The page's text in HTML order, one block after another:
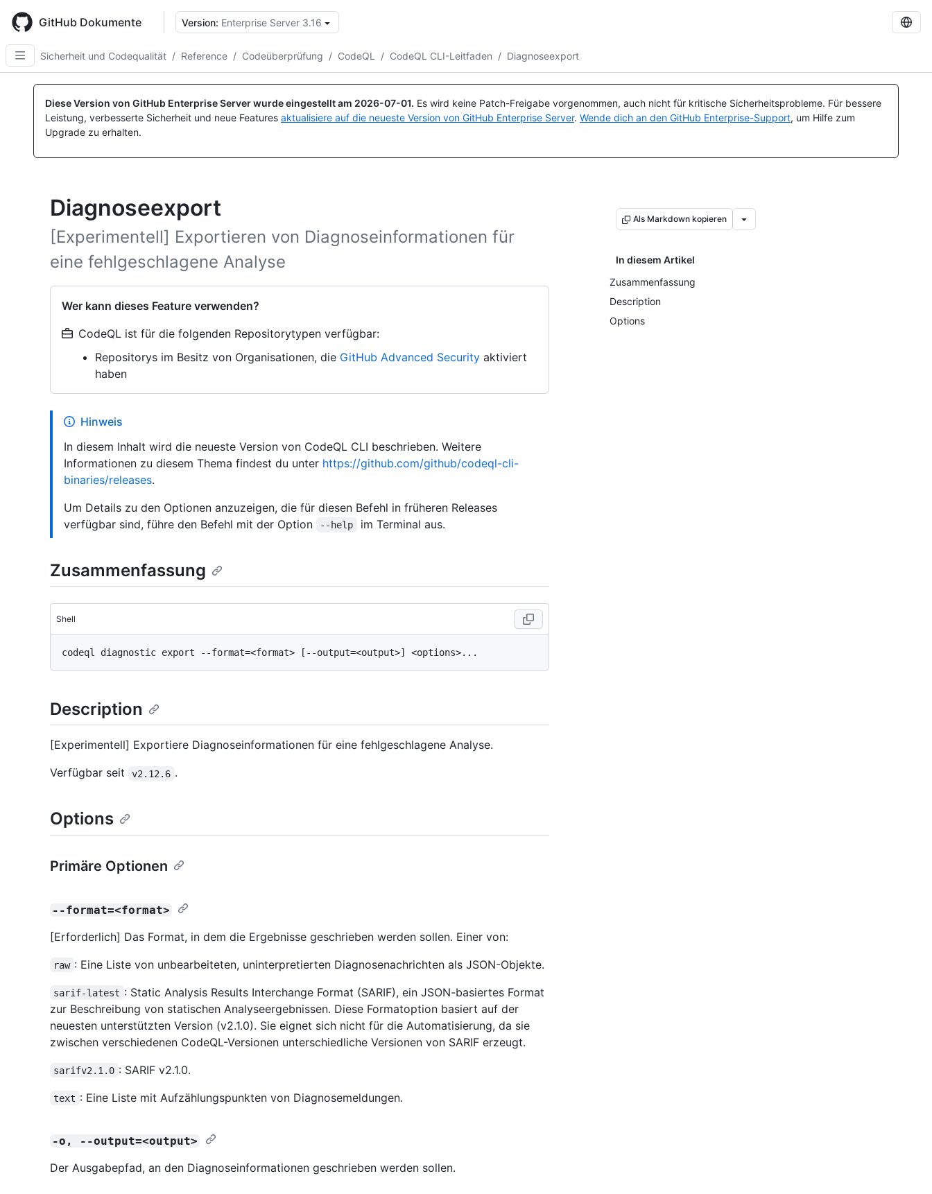
main
content
GitHub Dokumente Version: Enterprise Server 3.16
Sicherheit und Codequalität / Reference / Codeüberprüfung / CodeQL / CodeQL CLI-Leitfaden / Diagnoseexport
Diese Version von GitHub Enterprise Server wurde eingestellt am 2026-07-01. Es wird keine Patch-Freigabe vorgenommen, auch nicht für kritische Sicherheitsprobleme. Für bessere
Leistung, verbesserte Sicherheit und neue Features aktualisiere auf die neueste Version von GitHub Enterprise Server. Wende dich an den GitHub Enterprise-Support, um Hilfe zum
Upgrade zu erhalten.
Diagnoseexport
[Experimentell] Exportieren von Diagnoseinformationen für
eine fehlgeschlagene Analyse
Wer kann dieses Feature verwenden?
CodeQL ist für die folgenden Repositorytypen verfügbar:
Repositorys im Besitz von Organisationen, die GitHub Advanced Security aktiviert
haben
Als Markdown kopieren
In diesem Artikel
Zusammenfassung
Description
Options
Hinweis
In diesem Inhalt wird die neueste Version von CodeQL CLI beschrieben. Weitere
Informationen zu diesem Thema findest du unter https://github.com/github/codeql-cli-
binaries/releases.
Um Details zu den Optionen anzuzeigen, die für diesen Befehl in früheren Releases
verfügbar sind, führe den Befehl mit der Option
--help im Terminal aus.
Zusammenfassung
Shell
Description
[Experimentell] Exportiere Diagnoseinformationen für eine fehlgeschlagene Analyse.
Verfügbar seit
v2.12.6 .
Options
Primäre Optionen
--format=<format>
[Erforderlich] Das Format, in dem die Ergebnisse geschrieben werden sollen. Einer von:
raw : Eine Liste von unbearbeiteten, uninterpretierten Diagnosenachrichten als JSON-Objekte.
sarif-latest : Static Analysis Results Interchange Format (SARIF), ein JSON-basiertes Format
zur Beschreibung von statischen Analyseergebnissen. Diese Formatoption basiert auf der
neuesten unterstützten Version (v2.1.0). Sie eignet sich nicht für die Automatisierung, da sie
zwischen verschiedenen CodeQL-Versionen unterschiedliche Versionen von SARIF erzeugt.
sarifv2.1.0 : SARIF v2.1.0.
text : Eine Liste mit Aufzählungspunkten von Diagnosemeldungen.
-o, --output=<output>
Der Ausgabepfad, an den Diagnoseinformationen geschrieben werden sollen.